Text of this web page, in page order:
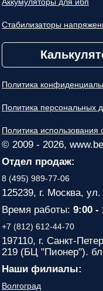
Стабилизаторы
Политика
Политика персональных
Политика использования
© 2009 - 2026,
Отдел продаж:
8 (495) 989-77-06
125239, г. Москва,
Время работы: 9:00 -
+7 (812) 612-44-70
197110, г. Санкт-
219 (БЦ "Пионер").
Наши филиалы:
Волгоград